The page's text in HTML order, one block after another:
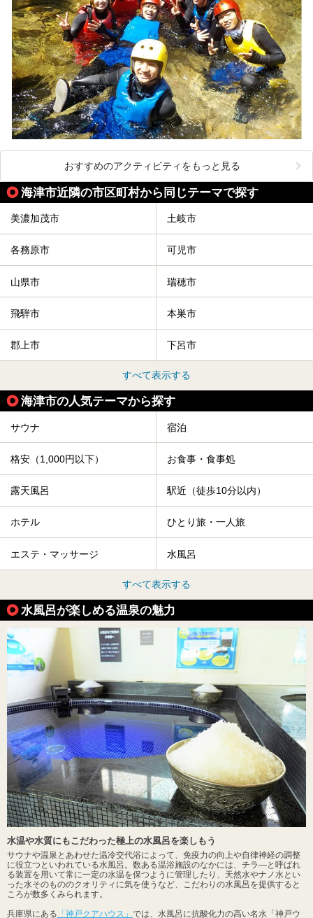
おすすめのアクティビティをもっと見る
海津市近隣の市区町村から同じテーマで探す
美濃加茂市 土岐市
各務原市 可児市
山県市 瑞穂市
飛騨市 本巣市
郡上市 下呂市
すべて表示する
海津市の人気テーマから探す
サウナ 宿泊
格安（1,000円以下） お食事・食事処
露天風呂 駅近（徒歩10分以内）
ホテル ひとり旅・一人旅
エステ・マッサージ 水風呂
すべて表示する
水風呂が楽しめる温泉の魅力
水温や水質にもこだわった極上の水風呂を楽しもう
サウナや温泉とあわせた温冷交代浴によって、免疫力の向上や自律神経の調整
に役立つといわれている水風呂。数ある温浴施設のなかには、チラ―と呼ばれ
る装置を用いて常に一定の水温を保つように管理したり、天然水やナノ水とい
った水そのもののクオリティに気を使うなど、こだわりの水風呂を提供すると
ころが数多くみられます。
兵庫県にある 「神戸クアハウス」 では、水風呂に抗酸化力の高い名水「神戸ウ